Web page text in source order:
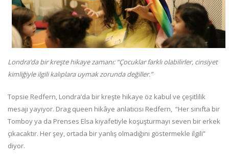
Londra’da bir kreşte hikaye zamanı: “Çocuklar farklı olabilirler, cinsiyet
kimliğiyle ilgili kalıplara uymak zorunda değiller.”
Topsie Redfern, Londra’da bir kreşte hikaye öz kabul ve çeşitlilik
mesajı yayıyor. Drag queen hikâye anlatıcısı Redfern, “Her sınıfta bir
Tomboy ya da Prenses Elsa kıyafetiyle koşuşturmayı seven bir erkek
çıkacaktır. Her şey, ortada bir yanlış olmadığını göstermekle ilgili”
diyor.